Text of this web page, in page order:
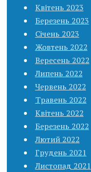
Квітень 2023
Березень 2023
Січень 2023
Жовтень 2022
Вересень 2022
Липень 2022
Червень 2022
Травень 2022
Квітень 2022
Березень 2022
Лютий 2022
Грудень 2021
Листопад 2021